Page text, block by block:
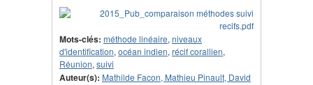
Mots-clés: méthode linéaire, niveaux
d'identification, océan indien, récif corallien,
Réunion, suivi
Auteur(s): Mathilde Facon, Mathieu Pinault, David